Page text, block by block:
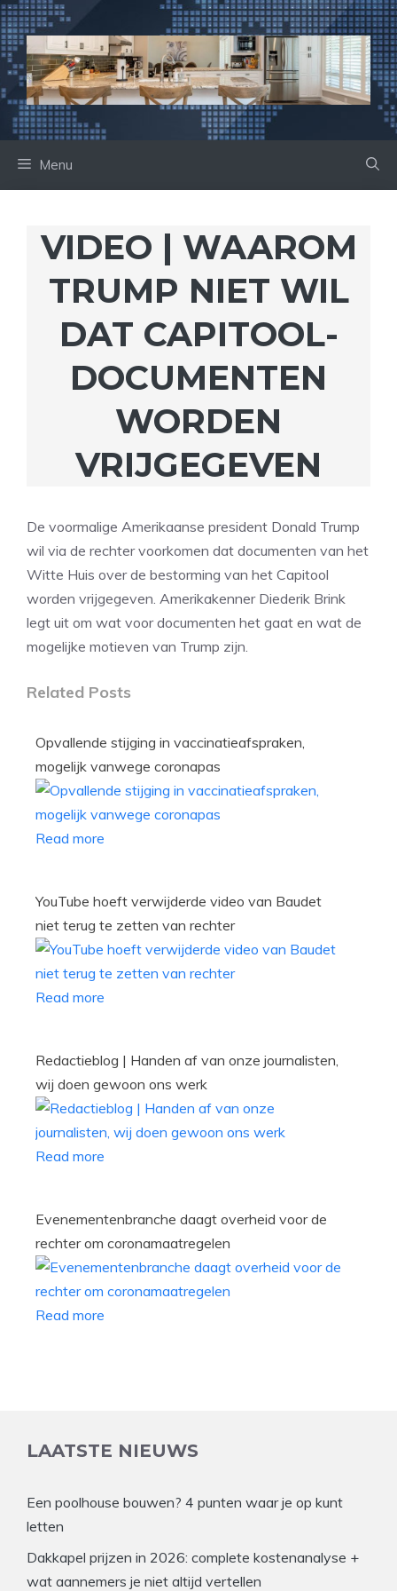
Ga
naar
de
inhoud
Menu
VIDEO | WAAROM
TRUMP NIET WIL
DAT CAPITOOL-
DOCUMENTEN
WORDEN
VRIJGEGEVEN
De voormalige Amerikaanse president Donald Trump
wil via de rechter voorkomen dat documenten van het
Witte Huis over de bestorming van het Capitool
worden vrijgegeven. Amerikakenner Diederik Brink
legt uit om wat voor documenten het gaat en wat de
mogelijke motieven van Trump zijn.
Related Posts
Opvallende stijging in vaccinatieafspraken,
mogelijk vanwege coronapas
Read more
YouTube hoeft verwijderde video van Baudet
niet terug te zetten van rechter
Read more
Redactieblog | Handen af van onze journalisten,
wij doen gewoon ons werk
Read more
Evenementenbranche daagt overheid voor de
rechter om coronamaatregelen
Read more
LAATSTE NIEUWS
Een poolhouse bouwen? 4 punten waar je op kunt
letten
Dakkapel prijzen in 2026: complete kostenanalyse +
wat aannemers je niet altijd vertellen